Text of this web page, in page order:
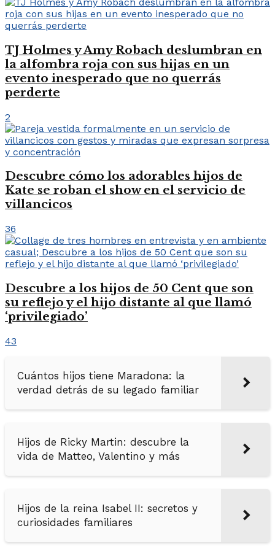
TJ Holmes y Amy Robach deslumbran en
la alfombra roja con sus hijas en un
evento inesperado que no querrás
perderte
2
Descubre cómo los adorables hijos de
Kate se roban el show en el servicio de
villancicos
36
Descubre a los hijos de 50 Cent que son
su reflejo y el hijo distante al que llamó
‘privilegiado’
43
Cuántos hijos tiene Maradona: la
verdad detrás de su legado familiar
Hijos de Ricky Martin: descubre la
vida de Matteo, Valentino y más
Hijos de la reina Isabel II: secretos y
curiosidades familiares